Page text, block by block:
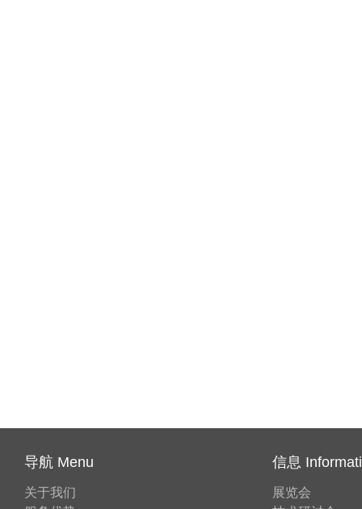
导航 Menu
关于我们
信息
展览会